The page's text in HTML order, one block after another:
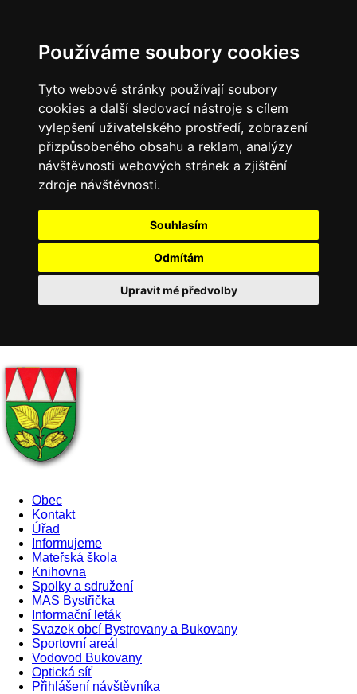
Používáme soubory cookies
Tyto webové stránky používají soubory
cookies a další sledovací nástroje s cílem
vylepšení uživatelského prostředí, zobrazení
přizpůsobeného obsahu a reklam, analýzy
návštěvnosti webových stránek a zjištění
zdroje návštěvnosti.
Souhlasím
Odmítám
Upravit mé předvolby
Obec
Kontakt
Úřad
Informujeme
Mateřská škola
Knihovna
Spolky a sdružení
MAS Bystřička
Informační leták
Svazek obcí Bystrovany a Bukovany
Sportovní areál
Vodovod Bukovany
Optická síť
Přihlášení návštěvníka